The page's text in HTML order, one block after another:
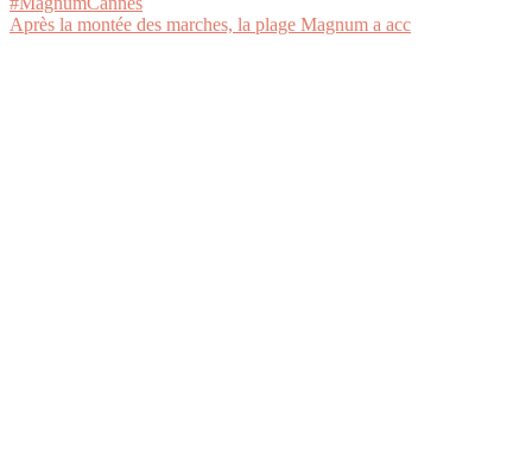
Après la montée des marches, la plage Magnum a acc